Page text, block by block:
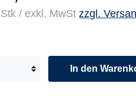
/ exkl. MwStzzgl.
In den